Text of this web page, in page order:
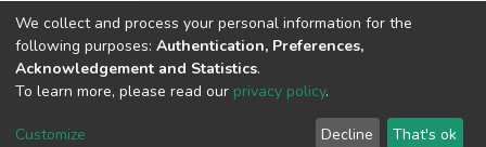
We collect and process your personal information for the
following purposes: Authentication, Preferences,
Acknowledgement and Statistics.
To learn more, please read our privacy policy.
Customize Decline That's ok